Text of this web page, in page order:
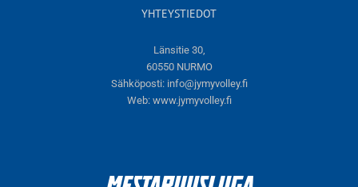
YHTEYSTIEDOT
Länsitie 30,
60550 NURMO
Sähköposti: info@jymyvolley.fi
Web: www.jymyvolley.fi